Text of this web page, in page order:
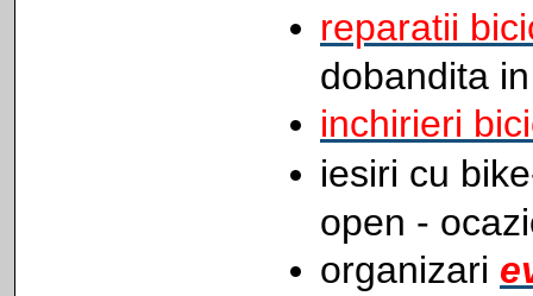
reparatii
dobandita
inchirieri
iesiri cu
open -
organizari